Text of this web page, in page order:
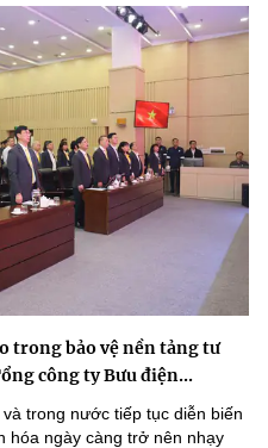
trong bảo vệ nền tảng tư
công ty Bưu điện...
trong nước tiếp tục diễn biến
hóa ngày càng trở nên nhạy